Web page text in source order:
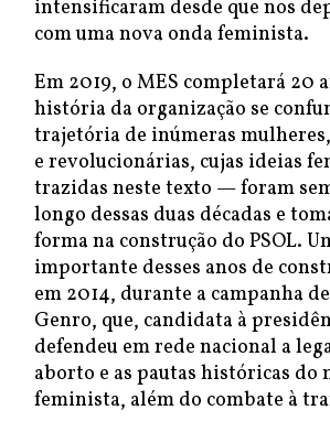
intensificaram desde que nos
com uma nova onda feminista.
Em 2019, o MES completará 20
história da organização se
trajetória de inúmeras
e revolucionárias, cujas ideias
trazidas neste texto — foram
longo dessas duas décadas e
forma na construção do PSOL.
importante desses anos de
em 2014, durante a campanha
Genro, que, candidata à
defendeu em rede nacional a
aborto e as pautas históricas do
feminista, além do combate à